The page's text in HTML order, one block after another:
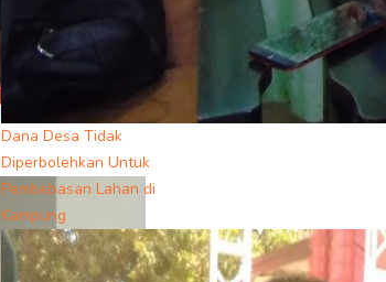
Dana Desa Tidak
Diperbolehkan Untuk
Pembebasan Lahan di
Kampung